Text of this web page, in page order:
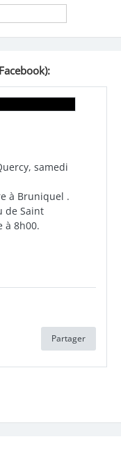
samedi
à Bruniquel .
de Saint
à 8h00.
Partager